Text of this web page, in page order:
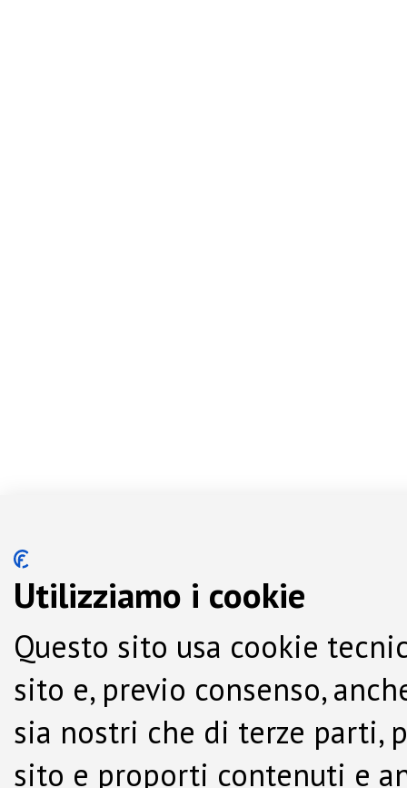
Utilizziamo i cookie
Questo sito usa cookie
sito e, previo consenso,
sia nostri che di terze parti,
sito e proporti contenuti e